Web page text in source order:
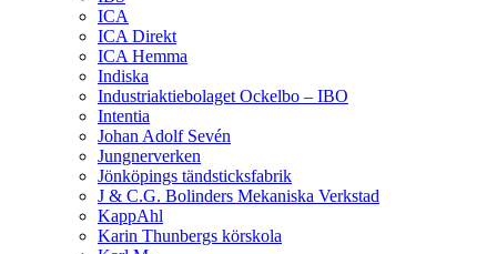
ICA
ICA Direkt
ICA Hemma
Indiska
Industriaktiebolaget Ockelbo – IBO
Intentia
Johan Adolf Sevén
Jungnerverken
Jönköpings tändsticksfabrik
J & C.G. Bolinders Mekaniska Verkstad
KappAhl
Karin Thunbergs körskola